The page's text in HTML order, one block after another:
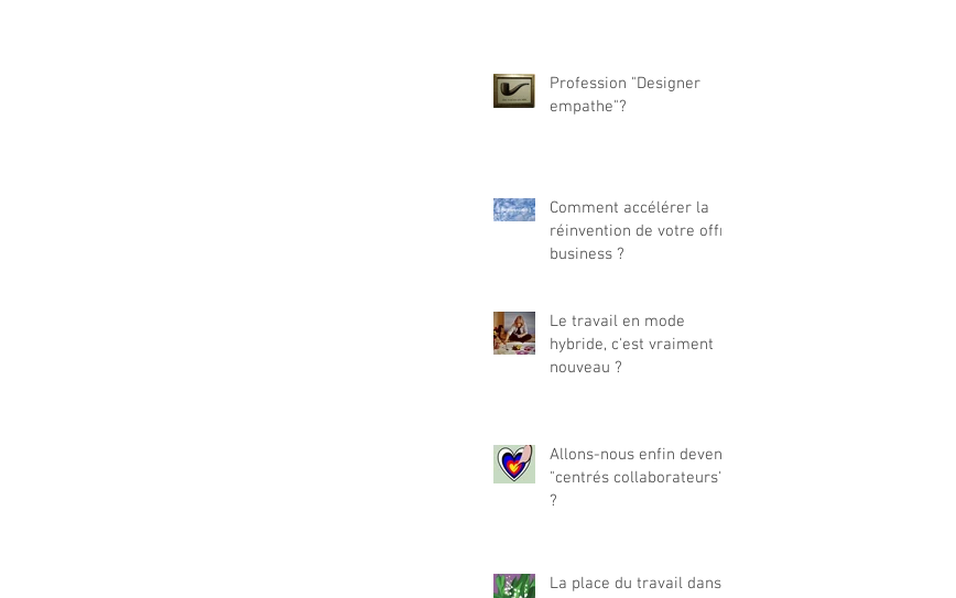
Profession "Designer
empathe"?
Comment accélérer la
réinvention de votre offre
business ?
Le travail en mode
hybride, c'est vraiment
nouveau ?
Allons-nous enfin devenir
"centrés collaborateurs"
?
La place du travail dans